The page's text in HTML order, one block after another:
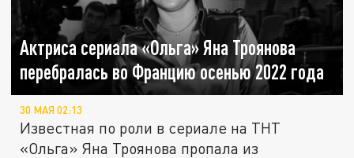
Актриса сериала «Ольга» Яна Троянова
перебралась во Францию осенью 2022 года
30 МАЯ 02:13
Известная по роли в сериале на ТНТ
«Ольга» Яна Троянова пропала из